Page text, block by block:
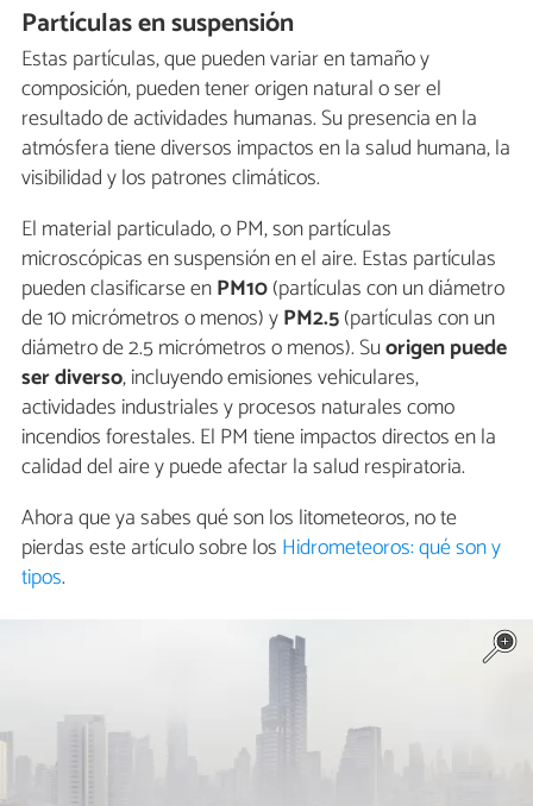
Partículas en suspensión
Estas partículas, que pueden variar en tamaño y
composición, pueden tener origen natural o ser el
resultado de actividades humanas. Su presencia en la
atmósfera tiene diversos impactos en la salud humana, la
visibilidad y los patrones climáticos.
El material particulado, o PM, son partículas
microscópicas en suspensión en el aire. Estas partículas
pueden clasificarse enPM10(partículas con un diámetro
de 10 micrómetros o menos) yPM2.5(partículas con un
diámetro de 2.5 micrómetros o menos). Suorigen puede
ser diverso, incluyendo emisiones vehiculares,
actividades industriales y procesos naturales como
incendios forestales. El PM tiene impactos directos en la
calidad del aire y puede afectar la salud respiratoria.
Ahora que ya sabes qué son los litometeoros, no te
pierdas este artículo sobre los Hidrometeoros: qué son y
tipos.